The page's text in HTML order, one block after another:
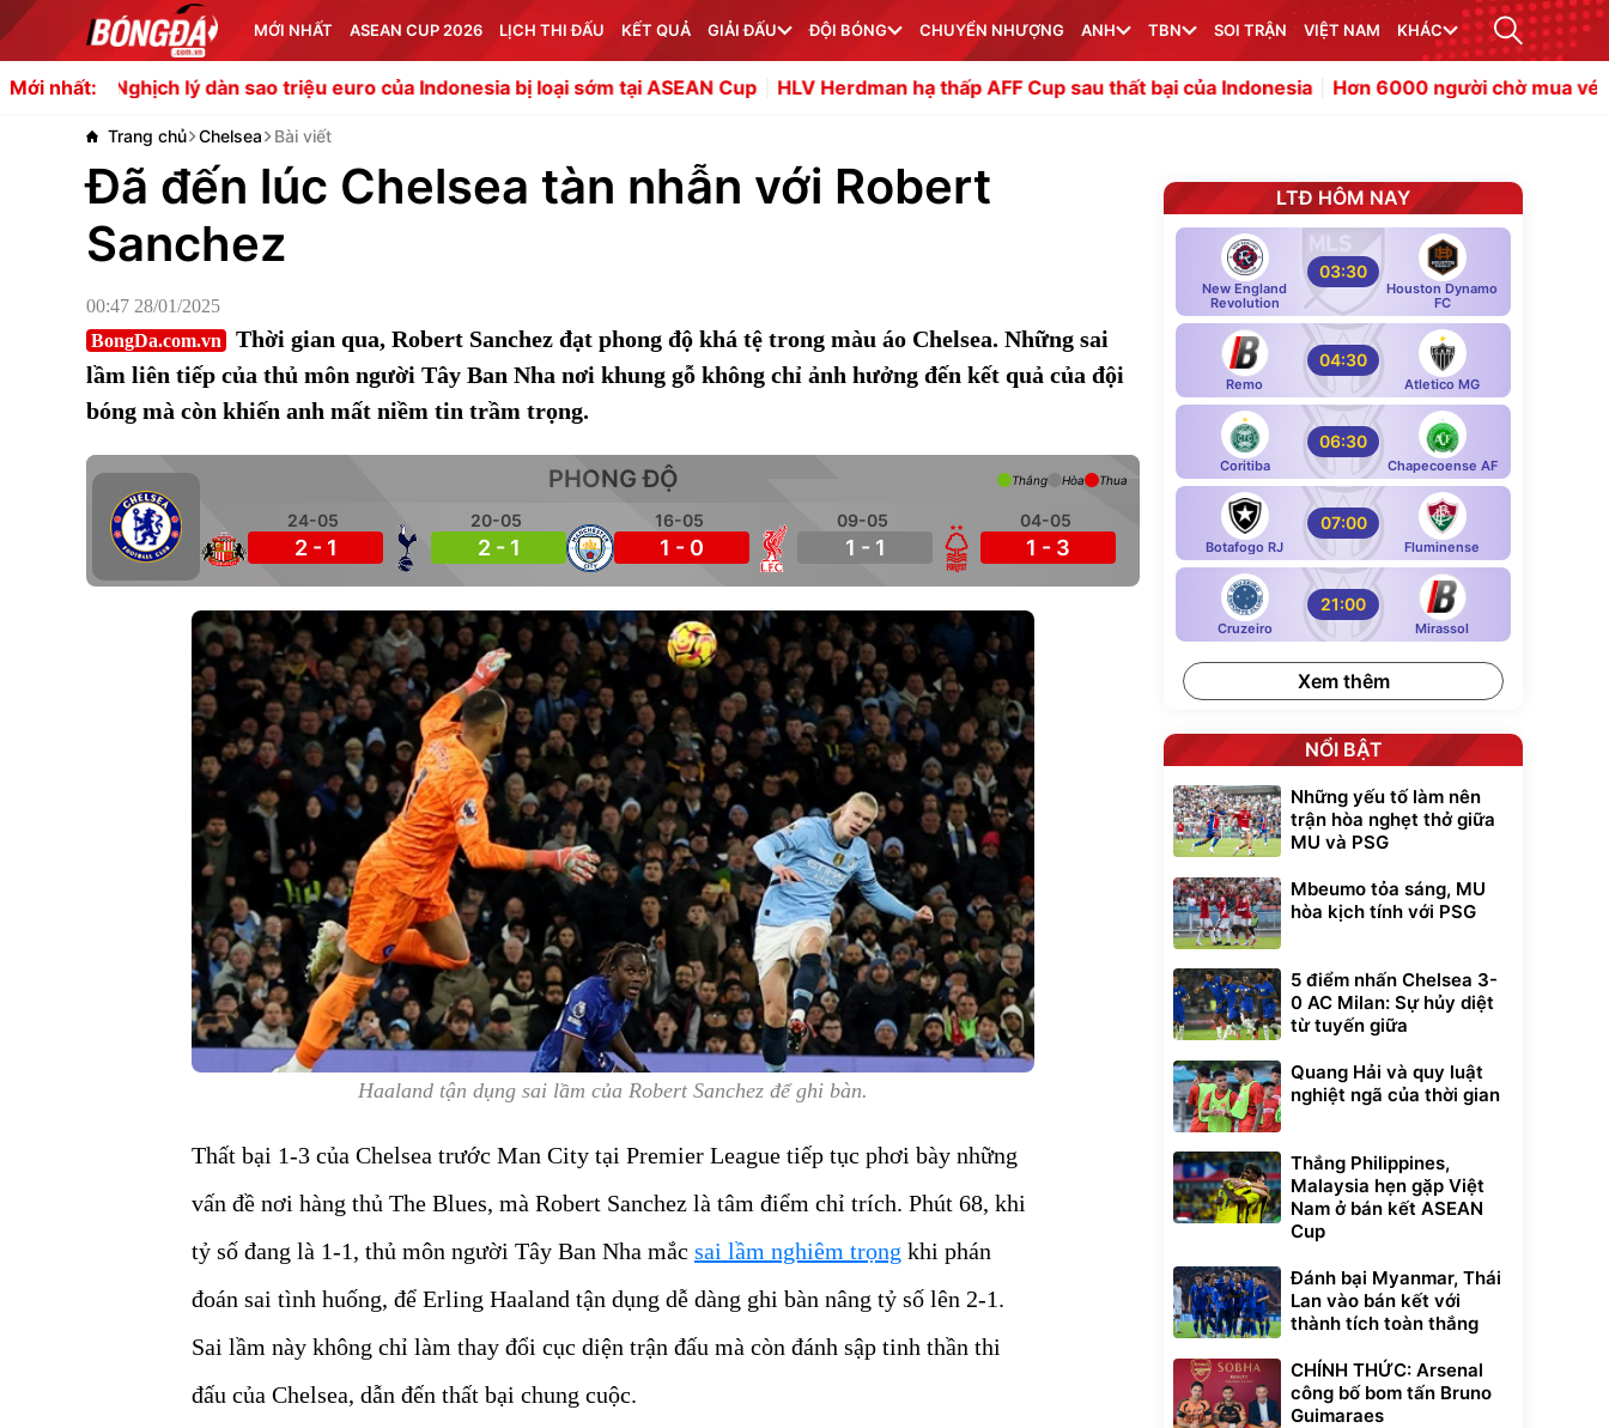
MỚI NHẤT ASEAN CUP 2026 LỊCH THI ĐẤU KẾT QUẢ GIẢI ĐẤU ĐỘI BÓNG CHUYỂN NHƯỢNG ANH TBN SOI TRẬN VIỆT NAM KHÁC
Mới nhất:lý dàn sao triệu euro của Indonesia bị loại sớm tại ASEAN Cup HLV Herdman hạ thấp AFF Cup sau thất bại của Indonesia Hơn 6000 người chờ mua vé bán kết
Trang chủ Chelsea Bài viết
Đã đến lúc Chelsea tàn nhẫn với Robert
Sanchez
00:47 28/01/2025
BongDa.com.vn
Thời gian qua, Robert Sanchez đạt phong độ khá tệ trong màu áo Chelsea. Những sai
lầm liên tiếp của thủ môn người Tây Ban Nha nơi khung gỗ không chỉ ảnh hưởng đến kết quả của đội
bóng mà còn khiến anh mất niềm tin trầm trọng.
PHONG ĐỘ
24-05
2 - 1
20-05
2 - 1
16-05
1 - 0
09-05
1 - 1
04-05
1 - 3
Thắng Hòa Thua
Haaland tận dụng sai lầm của Robert Sanchez để ghi bàn.
Thất bại 1-3 của Chelsea trước Man City tại Premier League tiếp tục phơi bày những
vấn đề nơi hàng thủ The Blues, mà Robert Sanchez là tâm điểm chỉ trích. Phút 68, khi
tỷ số đang là 1-1, thủ môn người Tây Ban Nha mắc sai lầm nghiêm trọng khi phán
đoán sai tình huống, để Erling Haaland tận dụng dễ dàng ghi bàn nâng tỷ số lên 2-1.
Sai lầm này không chỉ làm thay đổi cục diện trận đấu mà còn đánh sập tinh thần thi
đấu của Chelsea, dẫn đến thất bại chung cuộc.
LTĐ HÔM NAY
New England
Revolution
03:30
Houston Dynamo
FC
Remo
04:30
Atletico MG
Coritiba
06:30
Chapecoense AF
Botafogo RJ
07:00
Fluminense
Cruzeiro
21:00
Mirassol
Xem thêm
NỔI BẬT
Những yếu tố làm nên
trận hòa nghẹt thở giữa
MU và PSG
Mbeumo tỏa sáng, MU
hòa kịch tính với PSG
5 điểm nhấn Chelsea 3-
0 AC Milan: Sự hủy diệt
từ tuyến giữa
Quang Hải và quy luật
nghiệt ngã của thời gian
Thắng Philippines,
Malaysia hẹn gặp Việt
Nam ở bán kết ASEAN
Cup
Đánh bại Myanmar, Thái
Lan vào bán kết với
thành tích toàn thắng
CHÍNH THỨC: Arsenal
công bố bom tấn Bruno
Guimaraes